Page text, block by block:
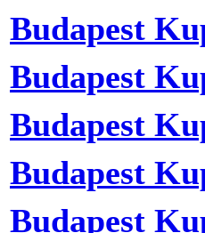
Budapest
Budapest
Budapest
Budapest
Budapest